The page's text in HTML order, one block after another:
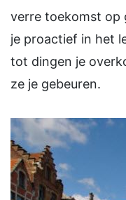
verre toekomst op
je proactief in het
tot dingen je
ze je gebeuren.